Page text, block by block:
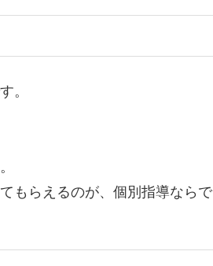
。
もらえるのが、個別指導ならで